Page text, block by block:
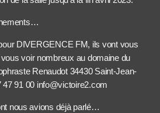
DIVERGENCE FM, ils vont vous
voir nombreux au domaine du
Renaudot 34430 Saint-Jean-
91 00 info@victoire2.com
nous avions déjà parlé…